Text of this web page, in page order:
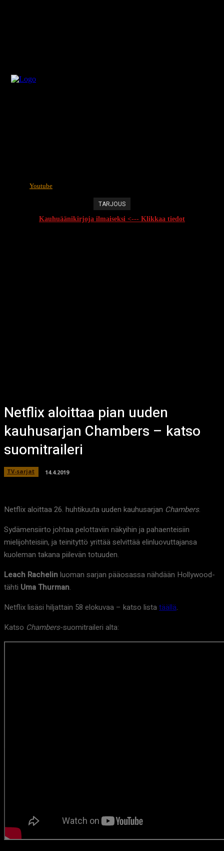
Youtube
TARJOUS
Kauhuäänikirjoja ilmaiseksi <--- Klikkaa tiedot
Netflix aloittaa pian uuden
kauhusarjan Chambers – katso
suomitraileri
TV-sarjat 14.4.2019
Netflix aloittaa 26. huhtikuuta uuden kauhusarjan Chambers.
Sydämensiirto johtaa pelottaviin näkyihin ja pahaenteisiin
mielijohteisiin, ja teinityttö yrittää selvittää elinluovuttajansa
kuoleman takana piilevän totuuden.
Leach Rachelinluoman sarjan pääosassa nähdään Hollywood-
tähti Uma Thurman.
Netflix lisäsi hiljattain 58 elokuvaa – katso listatäällä.
Katso Chambers-suomitraileri alta: